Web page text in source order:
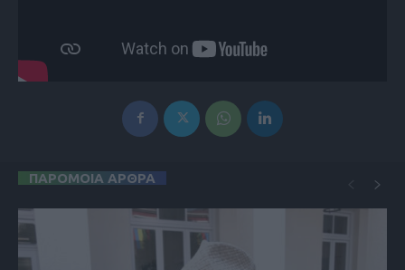
ΠΑΡΟΜΟΙΑ ΑΡΘΡΑ